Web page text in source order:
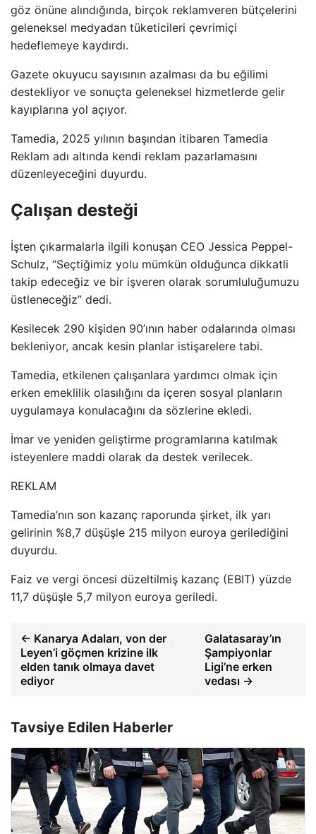
göz önüne alındığında, birçok reklamveren bütçelerini
geleneksel medyadan tüketicileri çevrimiçi
hedeflemeye kaydırdı.
Gazete okuyucu sayısının azalması da bu eğilimi
destekliyor ve sonuçta geleneksel hizmetlerde gelir
kayıplarına yol açıyor.
Tamedia, 2025 yılının başından itibaren Tamedia
Reklam adı altında kendi reklam pazarlamasını
düzenleyeceğini duyurdu.
Çalışan desteği
İşten çıkarmalarla ilgili konuşan CEO Jessica Peppel-
Schulz, “Seçtiğimiz yolu mümkün olduğunca dikkatli
takip edeceğiz ve bir işveren olarak sorumluluğumuzu
üstleneceğiz” dedi.
Kesilecek 290 kişiden 90’ının haber odalarında olması
bekleniyor, ancak kesin planlar istişarelere tabi.
Tamedia, etkilenen çalışanlara yardımcı olmak için
erken emeklilik olasılığını da içeren sosyal planların
uygulamaya konulacağını da sözlerine ekledi.
İmar ve yeniden geliştirme programlarına katılmak
isteyenlere maddi olarak da destek verilecek.
REKLAM
Tamedia’nın son kazanç raporunda şirket, ilk yarı
gelirinin %8,7 düşüşle 215 milyon euroya gerilediğini
duyurdu.
Faiz ve vergi öncesi düzeltilmiş kazanç (EBIT) yüzde
11,7 düşüşle 5,7 milyon euroya geriledi.
← Kanarya Adaları, von der
Leyen’i göçmen krizine ilk
elden tanık olmaya davet
ediyor
Galatasaray’ın
Şampiyonlar
Ligi’ne erken
vedası →
Tavsiye Edilen Haberler